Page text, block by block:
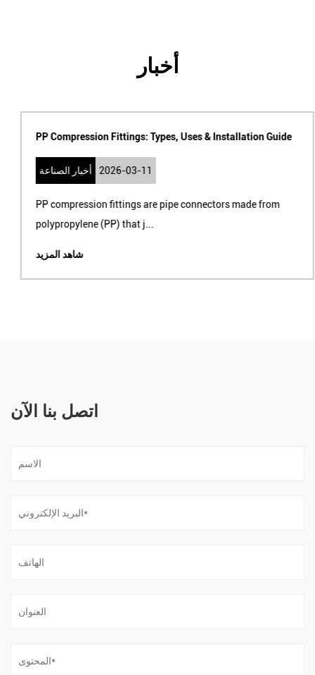
أخبار
PP Compression Fittings: Types, Uses & Installation Guide
أخبار الصناعة 2026-03-11
PP compression fittings are pipe connectors made from
polypropylene (PP) that j...
شاهد المزيد
اتصل بنا الآن